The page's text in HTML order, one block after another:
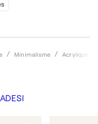
Minimalisme Acrylique